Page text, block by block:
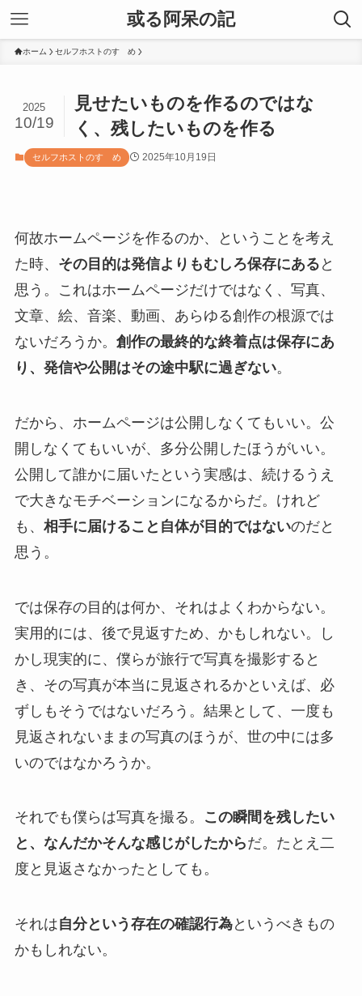
或る阿呆の記
ホーム セルフホストのすゝめ
見せたいものを作るのではな
く、残したいものを作る
2025
10/19
セルフホストのすゝめ 2025年10月19日
何故ホームページを作るのか、ということを考え
た時、 その目的は発信よりもむしろ保存にある と
思う。これはホームページだけではなく、写真、
文章、絵、音楽、動画、あらゆる創作の根源では
ないだろうか。 創作の最終的な終着点は保存にあ
り、発信や公開はその途中駅に過ぎない。
だから、ホームページは公開しなくてもいい。公
開しなくてもいいが、多分公開したほうがいい。
公開して誰かに届いたという実感は、続けるうえ
で大きなモチベーションになるからだ。けれど
も、 相手に届けること自体が目的ではないのだと
思う。
では保存の目的は何か、それはよくわからない。
実用的には、後で見返すため、かもしれない。し
かし現実的に、僕らが旅行で写真を撮影すると
き、その写真が本当に見返されるかといえば、必
ずしもそうではないだろう。結果として、一度も
見返されないままの写真のほうが、世の中には多
いのではなかろうか。
それでも僕らは写真を撮る。
この瞬間を残したい
と、なんだかそんな感じがしたからだ。たとえ二
度と見返さなかったとしても。
それは自分という存在の確認行為というべきもの
かもしれない。